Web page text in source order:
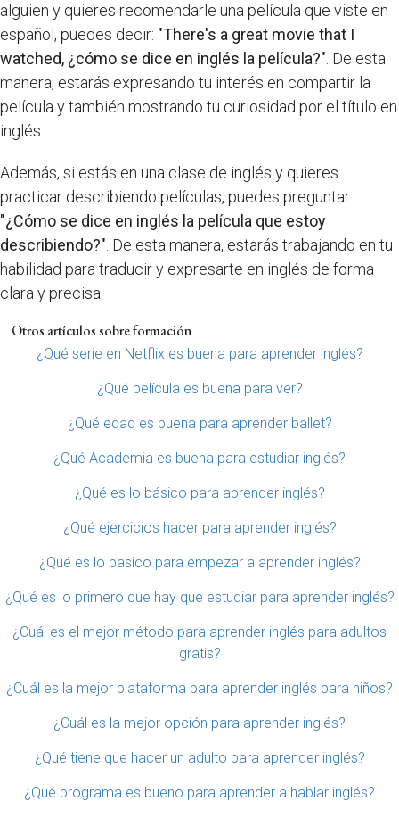
alguien y quieres recomendarle una película que viste en
español, puedes decir: "There's a great movie that I
watched, ¿cómo se dice en inglés la película?" . De esta
manera, estarás expresando tu interés en compartir la
película y también mostrando tu curiosidad por el título en
inglés.
Además, si estás en una clase de inglés y quieres
practicar describiendo películas, puedes preguntar:
"¿Cómo se dice en inglés la película que estoy
describiendo?" . De esta manera, estarás trabajando en tu
habilidad para traducir y expresarte en inglés de forma
clara y precisa.
Otros artículos sobre formación
¿Qué serie en Netflix es buena para aprender inglés?
¿Qué película es buena para ver?
¿Qué edad es buena para aprender ballet?
¿Qué Academia es buena para estudiar inglés?
¿Qué es lo básico para aprender inglés?
¿Qué ejercicios hacer para aprender inglés?
¿Qué es lo basico para empezar a aprender inglés?
¿Qué es lo primero que hay que estudiar para aprender inglés?
¿Cuál es el mejor método para aprender inglés para adultos
gratis?
¿Cuál es la mejor plataforma para aprender inglés para niños?
¿Cuál es la mejor opción para aprender inglés?
¿Qué tiene que hacer un adulto para aprender inglés?
¿Qué programa es bueno para aprender a hablar inglés?